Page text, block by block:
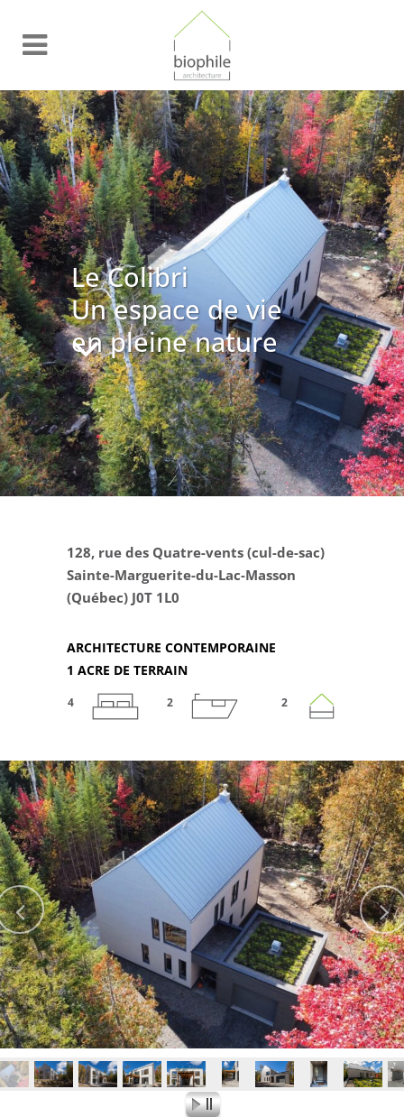
Le Colibri
Un espace de vie
en pleine nature
128, rue des Quatre-vents (cul-de-sac)
Sainte-Marguerite-du-Lac-Masson
(Québec) J0T 1L0
ARCHITECTURE CONTEMPORAINE
1 ACRE DE TERRAIN
4 2 2